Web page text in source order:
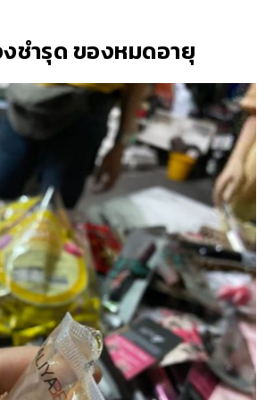
ชำรุด ของหมดอายุ